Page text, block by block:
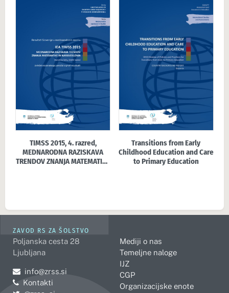
TIMSS 2015, 4. razred,
MEDNARODNA RAZISKAVA
TRENDOV ZNANJA MATEMATIKE
Transitions from Early
Childhood Education and Care
to Primary Education
ZAVOD RS ZA ŠOLSTVO
Poljanska cesta 28
Ljubljana
Pošljite e-mail na
info@zrss.si
Kontakti
Mediji o nas
Temeljne naloge
IJZ
CGP
Organizacijske enote